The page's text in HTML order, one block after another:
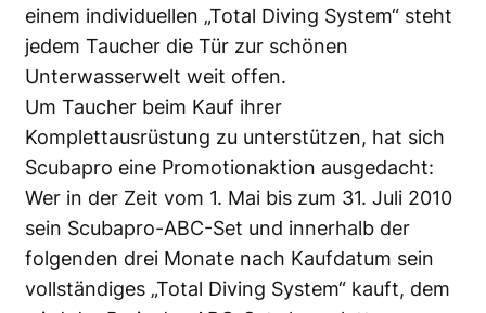
einem individuellen „Total Diving System“ steht
jedem Taucher die Tür zur schönen
Unterwasserwelt weit offen.
Um Taucher beim Kauf ihrer
Komplettausrüstung zu unterstützen, hat sich
Scubapro eine Promotionaktion ausgedacht:
Wer in der Zeit vom 1. Mai bis zum 31. Juli 2010
sein Scubapro-ABC-Set und innerhalb der
folgenden drei Monate nach Kaufdatum sein
vollständiges „Total Diving System“ kauft, dem